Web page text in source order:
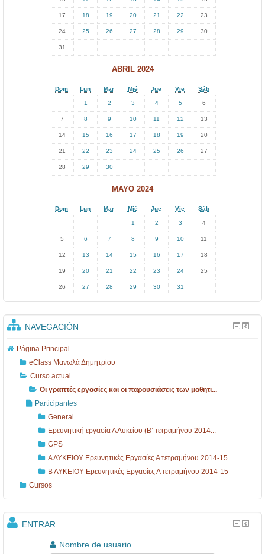
17 18 19 20 21 22 23
24 25 26 27 28 29 30
31
ABRIL 2024
Dom Lun Mar Mié Jue Vie Sáb
1 2 3 4 5 6
7 8 9 10 11 12 13
14 15 16 17 18 19 20
21 22 23 24 25 26 27
28 29 30
MAYO 2024
Dom Lun Mar Mié Jue Vie Sáb
1 2 3 4
5 6 7 8 9 10 11
12 13 14 15 16 17 18
19 20 21 22 23 24 25
26 27 28 29 30 31
NAVEGACIÓN
Página Principal
eClass Μανωλά Δημητρίου
Curso actual
Οι γραπτές εργασίες και οι παρουσιάσεις των μαθητι...
Participantes
General
Ερευνητική εργασία Α Λυκείου (Β’ τετραμήνου 2014...
GPS
Α ΛΥΚΕΙΟΥ Ερευνητικές Εργασίες Α τετραμήνου 2014-15
Β ΛΥΚΕΙΟΥ Ερευνητικές Εργασίες Α τετραμήνου 2014-15
Cursos
ENTRAR
Nombre de usuario